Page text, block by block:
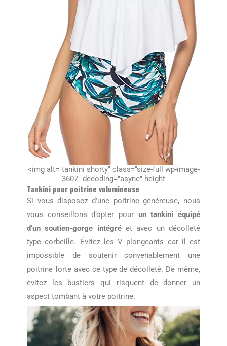
<img alt="tankini shorty" class="size-full wp-image-
3607" decoding="async" height
Tankini pour poitrine volumineuse
Si vous disposez d’une poitrine généreuse, nous
vous conseillons d’opter pour un tankini équipé
d’un soutien-gorge intégréet avec un décolleté
type corbeille. Évitez les V plongeants car il est
impossible de soutenir convenablement une
poitrine forte avec ce type de décolleté. De même,
évitez les bustiers qui risquent de donner un
aspect tombant à votre poitrine.